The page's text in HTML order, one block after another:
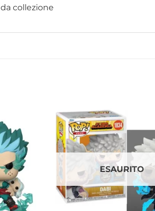
da collezione
ESAURITO